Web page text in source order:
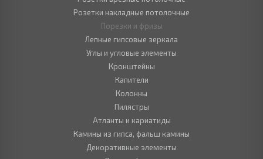
Розетки накладные потолочные
Порезки и фризы
Лепные гипсовые зеркала
Углы и угловые элементы
Кронштейны
Капители
Колонны
Пилястры
Атланты и кариатиды
Камины из гипса, фальш камины
Декоративные элементы